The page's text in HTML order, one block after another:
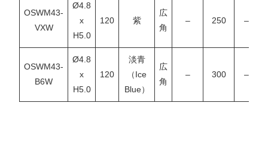
OSWM43-
VXW
Ø4.8
x
H5.0
120 紫
広
角
– 250 –
OSWM43-
B6W
Ø4.8
x
H5.0
120
淡青
（Ice
Blue）
広
角
– 300 –